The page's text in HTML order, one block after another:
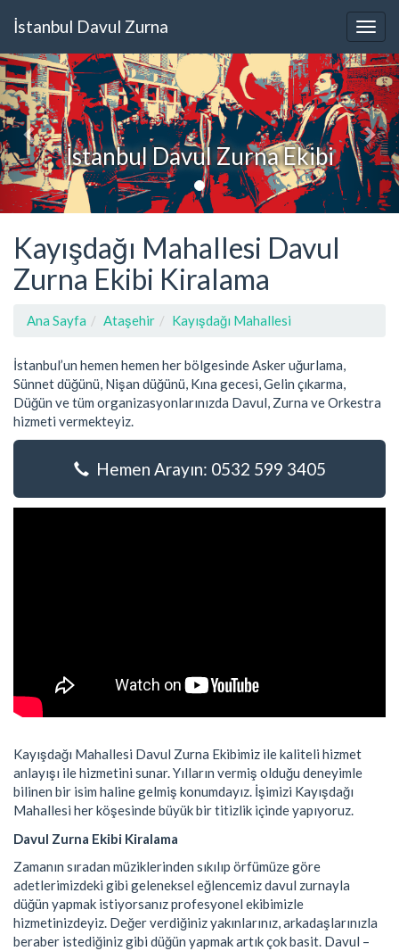
İstanbul Davul Zurna
İstanbul Davul Zurna Ekibi
Kayışdağı Mahallesi Davul
Zurna Ekibi Kiralama
Ana Sayfa Ataşehir Kayışdağı Mahallesi
İstanbul’un hemen hemen her bölgesinde Asker uğurlama,
Sünnet düğünü, Nişan düğünü, Kına gecesi, Gelin çıkarma,
Düğün ve tüm organizasyonlarınızda Davul, Zurna ve Orkestra
hizmeti vermekteyiz.
Hemen Arayın: 0532 599 3405
Kayışdağı Mahallesi Davul Zurna Ekibimiz ile kaliteli hizmet
anlayışı ile hizmetini sunar. Yılların vermiş olduğu deneyimle
bilinen bir isim haline gelmiş konumdayız. İşimizi Kayışdağı
Mahallesi her köşesinde büyük bir titizlik içinde yapıyoruz.
Davul Zurna Ekibi Kiralama
Zamanın sıradan müziklerinden sıkılıp örfümüze göre
adetlerimizdeki gibi geleneksel eğlencemiz davul zurnayla
düğün yapmak istiyorsanız profesyonel ekibimizle
hizmetinizdeyiz. Değer verdiğiniz yakınlarınız, arkadaşlarınızla
beraber istediğiniz gibi düğün yapmak artık çok basit. Davul –